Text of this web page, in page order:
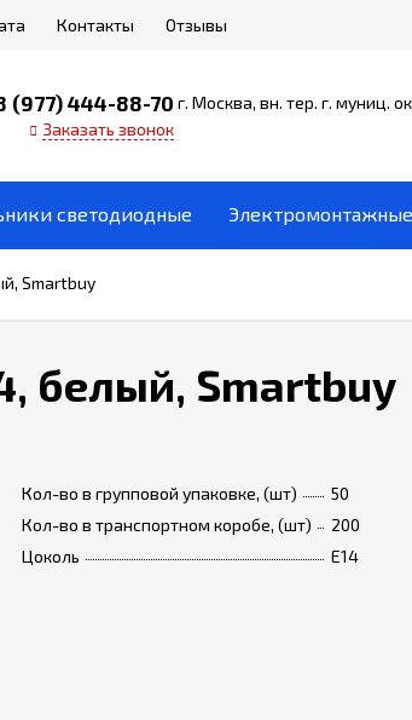
Контакты Отзывы
(977) 444-88-70
Заказать звонок
г. Москва, вн. тер. г. муниц.
светодиодные
Smartbuy
белый, Smartbuy
Кол-во в групповой упаковке, (шт)
50
Кол-во в транспортном коробе, (шт)
200
Цоколь
E14